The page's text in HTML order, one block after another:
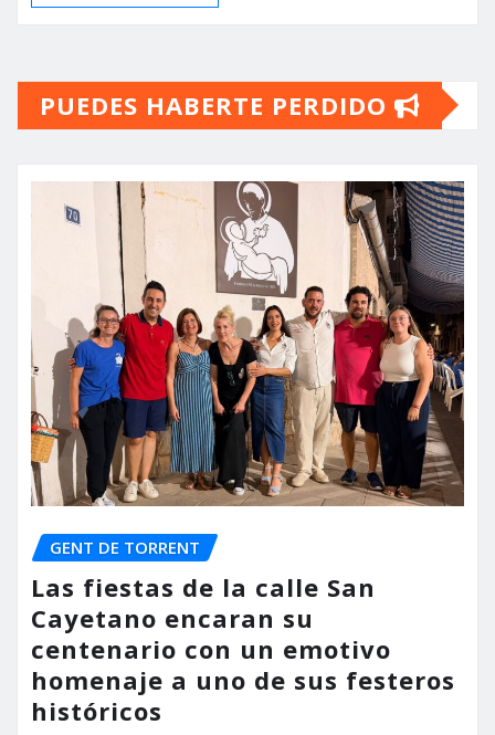
PUEDES HABERTE PERDIDO
GENT DE TORRENT
Las fiestas de la calle San
Cayetano encaran su
centenario con un emotivo
homenaje a uno de sus festeros
históricos